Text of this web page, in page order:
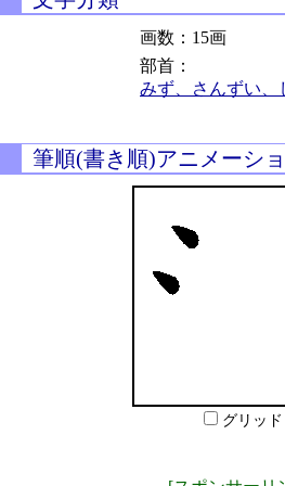
画数：15画
部首：
みず、さんずい、
筆順(書き順)アニメーシ
グリッド